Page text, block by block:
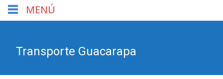
Transporte Guacarapa
MENÚ